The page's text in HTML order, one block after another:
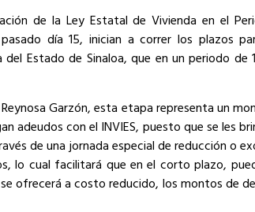
de la Ley Estatal de Vivienda en el
pasado día 15, inician a correr los plazos
del Estado de Sinaloa, que en un periodo
Garzón, esta etapa representa un
adeudos con el INVIES, puesto que se les
de una jornada especial de reducción o
lo cual facilitará que en el corto plazo,
ofrecerá a costo reducido, los montos de